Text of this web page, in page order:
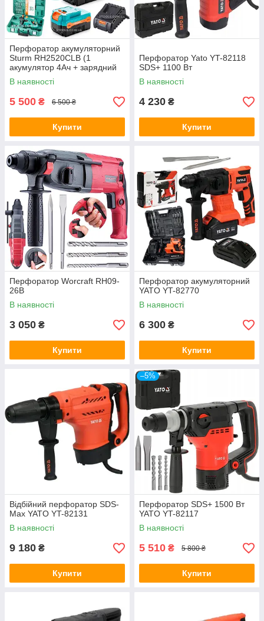
Перфоратор акумуляторний
Sturm RH2520CLB (1
акумулятор 4Ач + зарядний
пристрій) Бесщеточний
двигун
В наявності
5 500 ₴ 6 500 ₴
Купити
Перфоратор Yato YT-82118
SDS+ 1100 Вт
В наявності
4 230 ₴
Купити
Перфоратор Worcraft RH09-
26B
В наявності
3 050 ₴
Купити
Перфоратор акумуляторний
YATO YT-82770
В наявності
6 300 ₴
Купити
Відбійний перфоратор SDS-
Max YATO YT-82131
В наявності
9 180 ₴
Купити
–5%
Перфоратор SDS+ 1500 Вт
YATO YT-82117
В наявності
5 510 ₴ 5 800 ₴
Купити